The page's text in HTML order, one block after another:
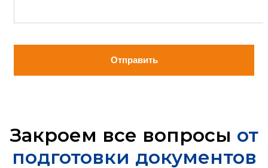
Отправить
Закроем все вопросы от
подготовки документов